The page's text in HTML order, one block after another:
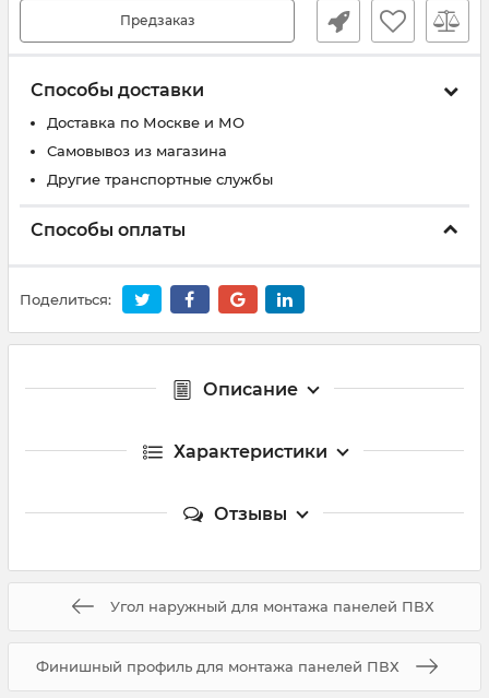
Предзаказ
Способы доставки
Доставка по Москве и МО
Самовывоз из магазина
Другие транспортные службы
Способы оплаты
Поделиться:
Описание
Характеристики
Отзывы
Угол наружный для монтажа панелей ПВХ
Финишный профиль для монтажа панелей ПВХ